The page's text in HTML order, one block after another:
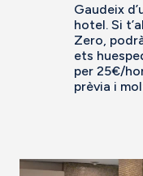
Gaudeix
hotel. Si
Zero,
ets
per 25€/
prèvia i